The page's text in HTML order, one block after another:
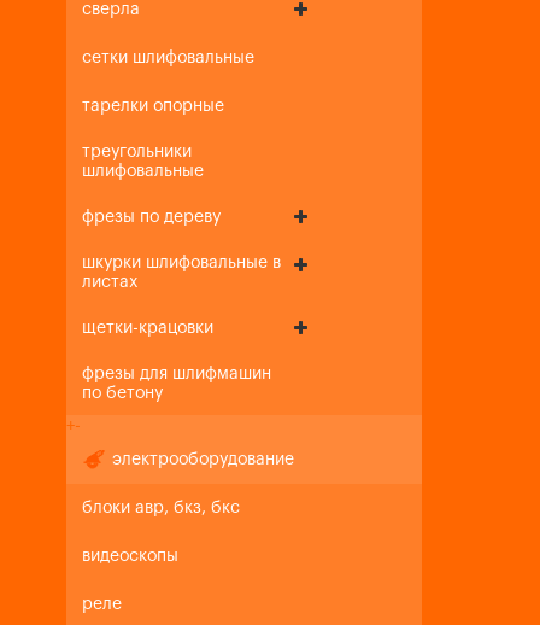
сверла
сетки шлифовальные
тарелки опорные
треугольники
шлифовальные
фрезы по дереву
шкурки шлифовальные в
листах
щетки-крацовки
фрезы для шлифмашин
по бетону
+-
электрооборудование
блоки авр, бкз, бкс
видеоскопы
реле